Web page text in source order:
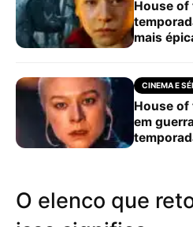
House of
mais
CINEMA E
House of
em
O elenco que